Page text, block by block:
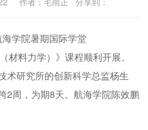
海学院暑期国际学堂
（材料力学）》课程顺利开展。
术研究所的创新科学总监杨生
2周，为期8天。航海学院陈效鹏